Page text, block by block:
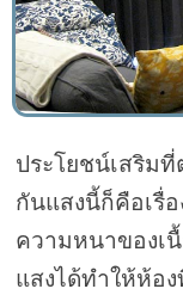
ประโยชน์เสริม
กันแสงนี้ก็คือเรื่
ความหนาของเ
แสงได้ทำให้ห้อ